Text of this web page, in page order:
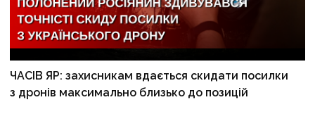
ЧАСІВ ЯР: захисникам вдається скидати посилки
з дронів максимально близько до позицій